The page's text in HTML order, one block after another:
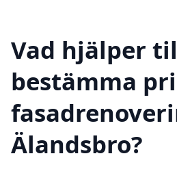
Vad hjälper
bestämma
Älandsbro?